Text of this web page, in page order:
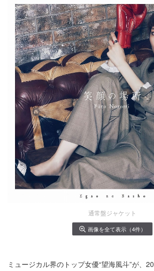
通常盤ジャケット
画像を全て表示（4件）
ミュージカル界のトップ女優“望海風斗”が、